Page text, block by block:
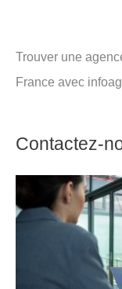
Trouver une
France avec
Contactez-